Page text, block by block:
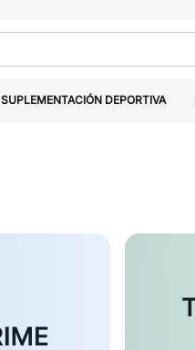
SUPLEMENTACIÓN DEPORTIVA